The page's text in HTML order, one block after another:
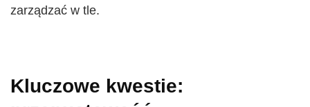
zarządzać w tle.
Kluczowe kwestie: